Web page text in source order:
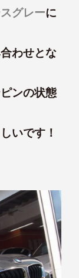
グレーに
わせとな
ンの状態
いです！